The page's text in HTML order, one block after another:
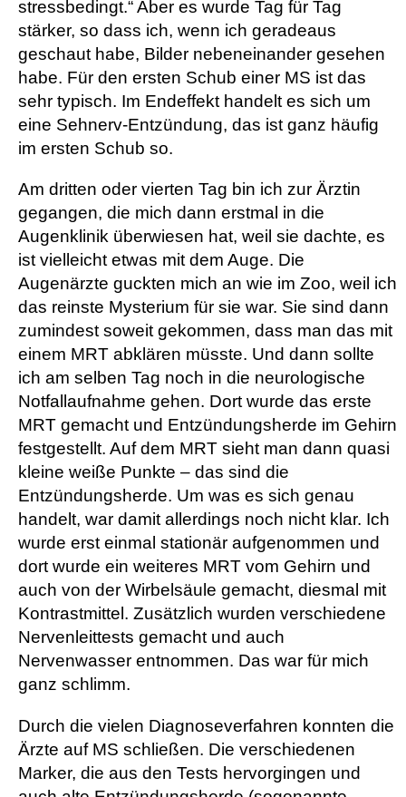
stressbedingt.“ Aber es wurde Tag für Tag
stärker, so dass ich, wenn ich geradeaus
geschaut habe, Bilder nebeneinander gesehen
habe. Für den ersten Schub einer MS ist das
sehr typisch. Im Endeffekt handelt es sich um
eine Sehnerv-Entzündung, das ist ganz häufig
im ersten Schub so.
Am dritten oder vierten Tag bin ich zur Ärztin
gegangen, die mich dann erstmal in die
Augenklinik überwiesen hat, weil sie dachte, es
ist vielleicht etwas mit dem Auge. Die
Augenärzte guckten mich an wie im Zoo, weil ich
das reinste Mysterium für sie war. Sie sind dann
zumindest soweit gekommen, dass man das mit
einem MRT abklären müsste. Und dann sollte
ich am selben Tag noch in die neurologische
Notfallaufnahme gehen. Dort wurde das erste
MRT gemacht und Entzündungsherde im Gehirn
festgestellt. Auf dem MRT sieht man dann quasi
kleine weiße Punkte – das sind die
Entzündungsherde. Um was es sich genau
handelt, war damit allerdings noch nicht klar. Ich
wurde erst einmal stationär aufgenommen und
dort wurde ein weiteres MRT vom Gehirn und
auch von der Wirbelsäule gemacht, diesmal mit
Kontrastmittel. Zusätzlich wurden verschiedene
Nervenleittests gemacht und auch
Nervenwasser entnommen. Das war für mich
ganz schlimm.
Durch die vielen Diagnoseverfahren konnten die
Ärzte auf MS schließen. Die verschiedenen
Marker, die aus den Tests hervorgingen und